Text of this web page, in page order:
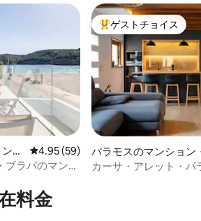
評価
ド
レビュー59件、5つ星中4.95つ星の
4.95 (59)
ブラバのマンシ
大好評のゲストチョイ
ゲストチョイス
パラモスのマンション
ート
カーサ・アレット・パ
料⁠金